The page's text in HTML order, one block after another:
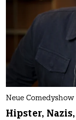
Neue Comedyshow
Hipster,